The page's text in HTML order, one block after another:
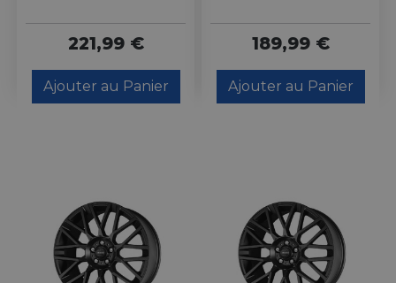
221,99 €
Ajouter au Panier
189,99 €
Ajouter au Panier